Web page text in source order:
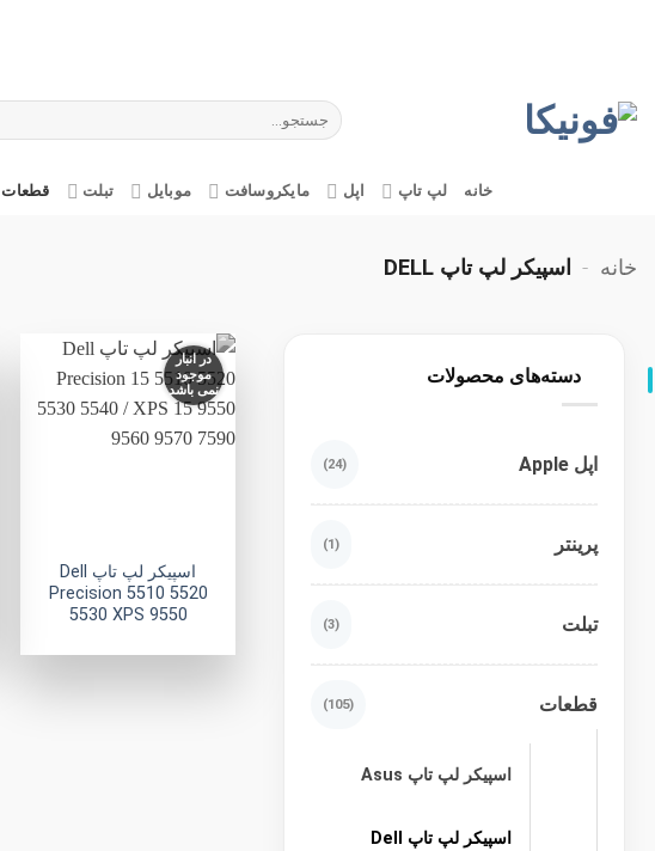
جستجو
برای:
خانه لپ تاپ اپل مایکروسافت موبایل تبلت قطعات
خانه - اسپیکر لپ تاپ DELL
دسته‌های محصولات
اپل Apple (24)
پرینتر (1)
تبلت (3)
قطعات (105)
اسپیکر لپ تاپ Asus
اسپیکر لپ تاپ Dell
افزودن
به
در انبار
موجود
نمی باشد
اسپیکر لپ تاپ Dell
Precision 5510 5520
5530 XPS 9550